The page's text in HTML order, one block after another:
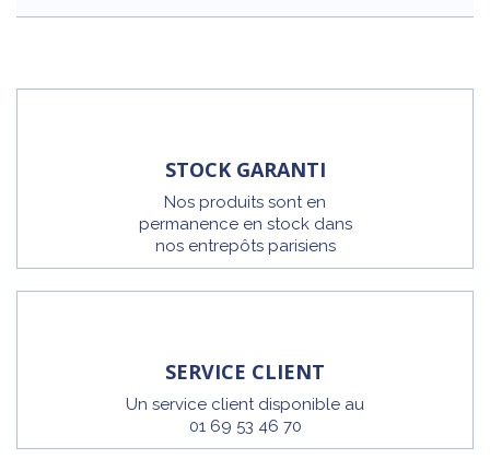
STOCK GARANTI
Nos produits sont en
permanence en stock dans
nos entrepôts parisiens
SERVICE CLIENT
Un service client disponible au
01 69 53 46 70